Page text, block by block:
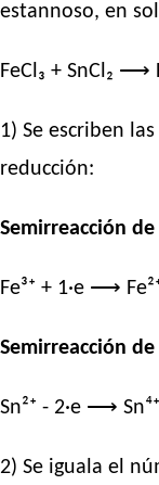
estannoso, en
FeCl₃ + SnCl₂ ⟶
1) Se escriben
reducción:
Semirreacción
Fe³⁺ + 1·e ⟶
Semirreacción
Sn²⁺ - 2·e ⟶
2) Se iguala el